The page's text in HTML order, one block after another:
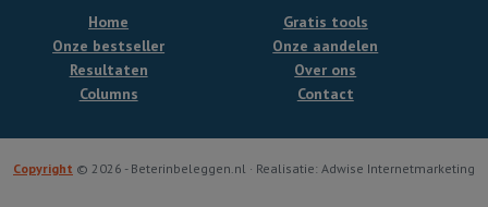
Home
Onze bestseller
Gratis tools
Onze aandelen
Resultaten
Columns
Over ons
Contact
Copyright © 2026 - Beterinbeleggen.nl · Realisatie: Adwise Internetmarketing